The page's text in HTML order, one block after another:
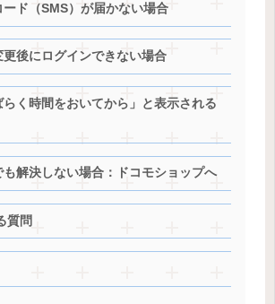
ド（SMS）が届かない場合
後にログインできない場合
く時間をおいてから」と表示される
解決しない場合：ドコモショップへ
質問